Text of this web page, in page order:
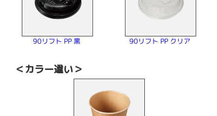
90リフト PP 黒 90リフト PP クリア
＜カラー違い＞